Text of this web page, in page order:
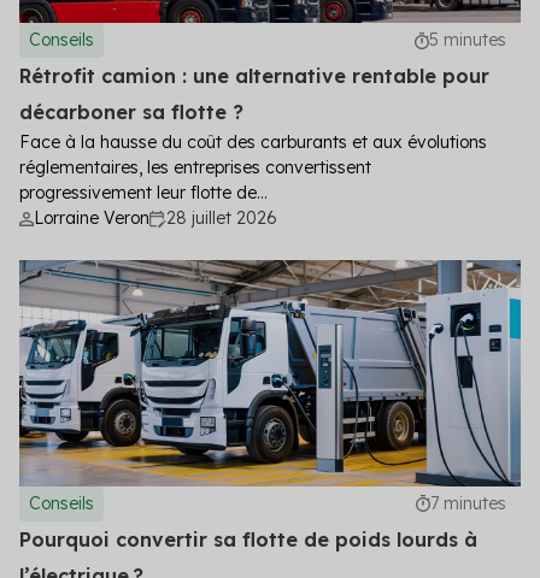
Conseils 5 minutes
Rétrofit camion : une alternative rentable pour
décarboner sa flotte ?
Face à la hausse du coût des carburants et aux évolutions
réglementaires, les entreprises convertissent
progressivement leur flotte de...
Lorraine Veron
28 juillet 2026
Conseils 7 minutes
Pourquoi convertir sa flotte de poids lourds à